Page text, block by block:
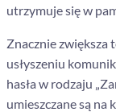
utrzymuje się w
Znacznie zwiększa
usłyszeniu
hasła w rodzaju
umieszczane są na